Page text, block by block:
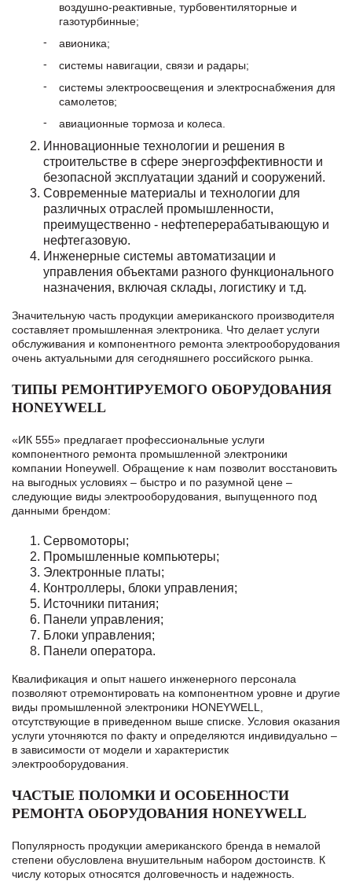
воздушно-реактивные, турбовентиляторные и
газотурбинные;
авионика;
системы навигации, связи и радары;
системы электроосвещения и электроснабжения для
самолетов;
авиационные тормоза и колеса.
Инновационные технологии и решения в
строительстве в сфере энергоэффективности и
безопасной эксплуатации зданий и сооружений.
Современные материалы и технологии для
различных отраслей промышленности,
преимущественно - нефтеперерабатывающую и
нефтегазовую.
Инженерные системы автоматизации и
управления объектами разного функционального
назначения, включая склады, логистику и т.д.
Значительную часть продукции американского производителя
составляет промышленная электроника. Что делает услуги
обслуживания и компонентного ремонта электрооборудования
очень актуальными для сегодняшнего российского рынка.
ТИПЫ РЕМОНТИРУЕМОГО ОБОРУДОВАНИЯ
HONEYWELL
«ИК 555» предлагает профессиональные услуги
компонентного ремонта промышленной электроники
компании Honeywell. Обращение к нам позволит восстановить
на выгодных условиях – быстро и по разумной цене –
следующие виды электрооборудования, выпущенного под
данными брендом:
Сервомоторы;
Промышленные компьютеры;
Электронные платы;
Контроллеры, блоки управления;
Источники питания;
Панели управления;
Блоки управления;
Панели оператора.
Квалификация и опыт нашего инженерного персонала
позволяют отремонтировать на компонентном уровне и другие
виды промышленной электроники HONEYWELL,
отсутствующие в приведенном выше списке. Условия оказания
услуги уточняются по факту и определяются индивидуально –
в зависимости от модели и характеристик
электрооборудования.
ЧАСТЫЕ ПОЛОМКИ И ОСОБЕННОСТИ
РЕМОНТА ОБОРУДОВАНИЯ HONEYWELL
Популярность продукции американского бренда в немалой
степени обусловлена внушительным набором достоинств. К
числу которых относятся долговечность и надежность.